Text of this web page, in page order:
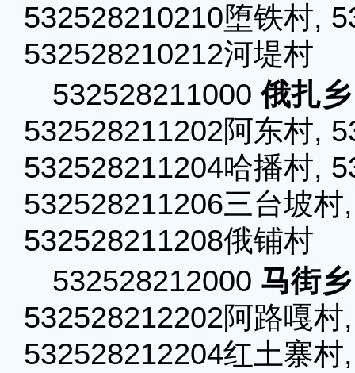
532528210210堕铁村,
532528210212河堤村
532528211000俄扎乡
532528211202阿东村,
532528211204哈播村,
532528211206三台坡
532528211208俄铺村
532528212000 马街乡
532528212202阿路嘎
532528212204红土寨